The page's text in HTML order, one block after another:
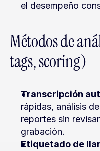
el desempeño
Métodos de
tags, scoring)
Transcripción
rápidas, análisis
reportes sin
grabación.
Etiquetado de